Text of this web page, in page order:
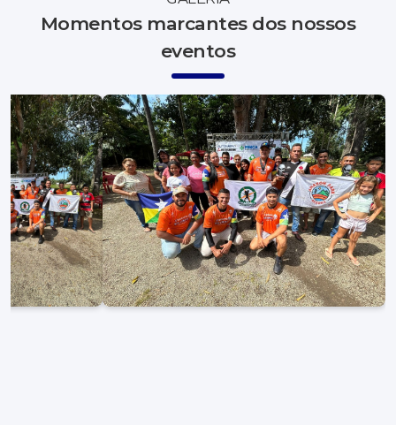
Momentos marcantes dos nossos
eventos